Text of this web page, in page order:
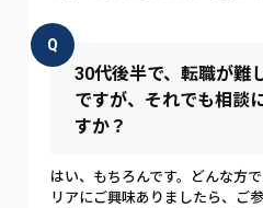
Q
30代後半で、転職が難
ですが、それでも相談
すか？
はい、もちろんです。どんな方
リアにご興味ありましたら、ご